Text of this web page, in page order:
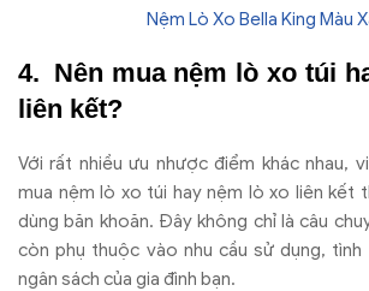
Nệm Lò Xo Bella King Màu
Nên mua nệm lò xo túi
liên kết?
Với rất nhiềuưu nhượcđiểm khác nhau, vi
mua nệm lò xo túi hay nệm lò xo liên kết
dùng băn khoăn. Đây không chỉ là câu
còn phụ thuộc vào nhu cầu sử dụng, tình
ngân sách của gia đình bạn.